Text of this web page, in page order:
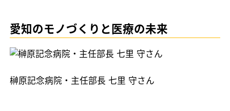
愛知のモノづくりと医療の未来
榊原記念病院・主任部長 七里 守さん